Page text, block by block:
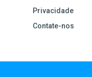
Privacidade
Contate-nos